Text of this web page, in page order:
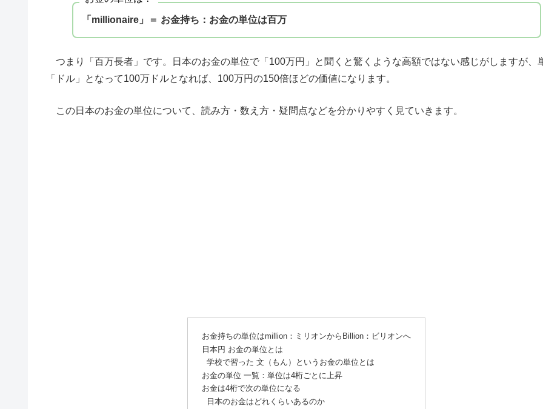
「millionaire」＝ お金持ち：お金の単位は百万
つまり「百万長者」です。日本のお金の単位で「100万円」と聞くと驚くような高額ではない感じがしますが、
「ドル」となって100万ドルとなれば、100万円の150倍ほどの価値になります。
この日本のお金の単位について、読み方・数え方・疑問点などを分かりやすく見ていきます。
お金持ちの単位はmillion：ミリオンからBillion：ビリオンへ
日本円 お金の単位とは
学校で習った 文（もん）というお金の単位とは
お金の単位 一覧：単位は4桁ごとに上昇
お金は4桁で次の単位になる
日本のお金はどれくらいあるのか